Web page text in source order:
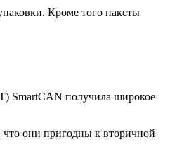
Кроме того пакеты
SmartCAN получила широкое
что они пригодны к вторичной